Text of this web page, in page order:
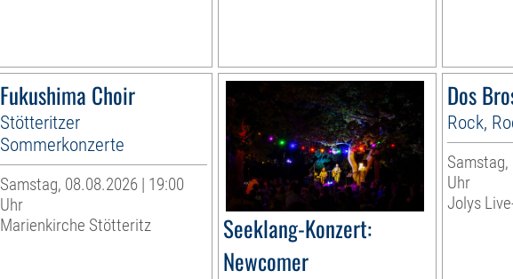
Fukushima Choir
Stötteritzer
Sommerkonzerte
Samstag, 08.08.2026 | 19:00
Uhr
Marienkirche Stötteritz
Seeklang-Konzert:
Newcomer
Dos
Rock,
Samstag,
Uhr
Jolys